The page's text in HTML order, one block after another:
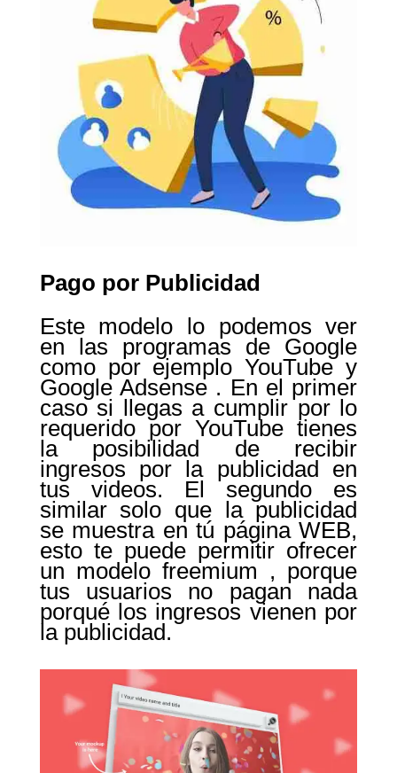
Pago por Publicidad
Este modelo lo podemos ver
en las programas de Google
como por ejemplo YouTube y
Google Adsense . En el primer
caso si llegas a cumplir por lo
requerido por YouTube tienes
la posibilidad de recibir
ingresos por la publicidad en
tus videos. El segundo es
similar solo que la publicidad
se muestra en tú página WEB,
esto te puede permitir ofrecer
un modelo freemium , porque
tus usuarios no pagan nada
porqué los ingresos vienen por
la publicidad.